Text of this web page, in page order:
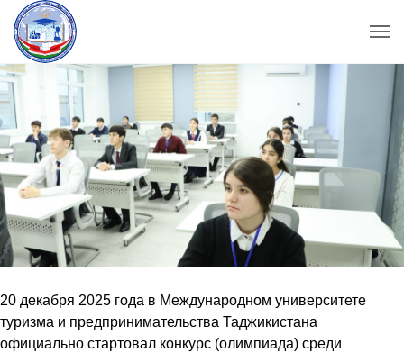
20 декабря 2025 года в Международном университете
туризма и предпринимательства Таджикистана
официально стартовал конкурс (олимпиада) среди